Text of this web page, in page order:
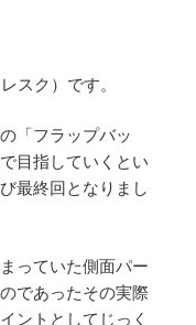
スク）です。
「フラップバッ
目指していくとい
最終回となりまし
っていた側面パー
であったその実際
ントとしてじっく